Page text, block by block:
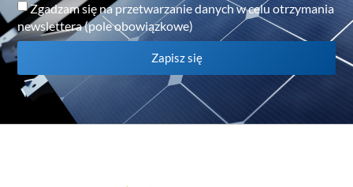
Zgadzam się na przetwarzanie danych w celu otrzymania
newslettera (pole obowiązkowe)
Zapisz się